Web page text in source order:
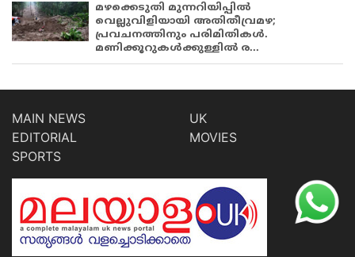
മഴക്കെടുതി മുന്നറിയിപ്പിൽ
വെല്ലുവിളിയായി അതിതീവ്രമഴ;
പ്രവചനത്തിനും പരിമിതികൾ.
മണിക്കൂറുകൾക്കുള്ളിൽ ര...
MAIN NEWS
EDITORIAL
SPORTS
UK
MOVIES